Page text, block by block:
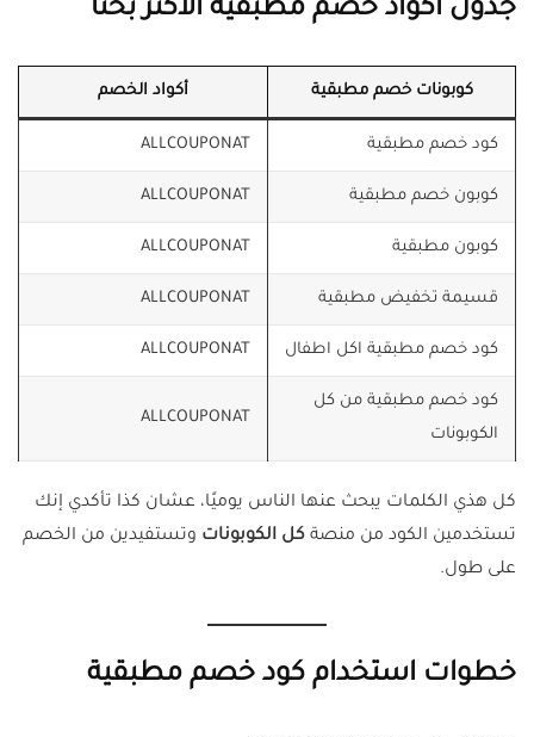
جدول أكواد خصم مطبقية الأكثر بحثاً
كوبونات خصم مطبقية أكواد الخصم
كود خصم مطبقية ALLCOUPONAT
كوبون خصم مطبقية ALLCOUPONAT
كوبون مطبقية ALLCOUPONAT
قسيمة تخفيض مطبقية ALLCOUPONAT
كود خصم مطبقية اكل اطفال ALLCOUPONAT
كود خصم مطبقية من كل
الكوبونات
ALLCOUPONAT
كل هذي الكلمات يبحث عنها الناس يوميًا، عشان كذا تأكدي إنك
تستخدمين الكود من منصة كل الكوبونات وتستفيدين من الخصم
على طول.
خطوات استخدام كود خصم مطبقية